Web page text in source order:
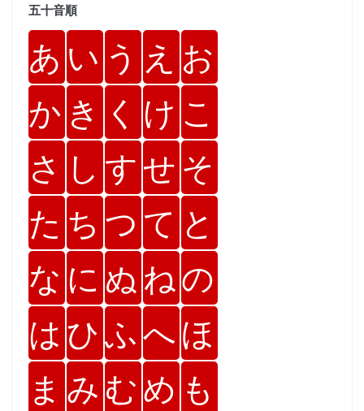
五十音順
あ い う え お
か き く け こ
さ し すせ そ
た ち つ て と
な に ぬ ねの
は ひふへほ
ま み むめ も